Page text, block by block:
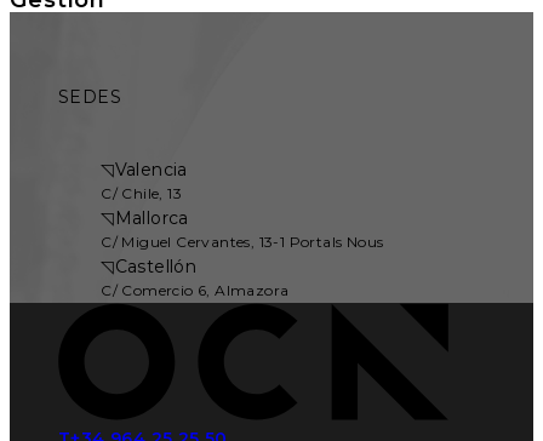
SEDES
◹Valencia
C/ Chile, 13
◹Mallorca
C/ Miguel Cervantes, 13-1 Portals Nous
◹Castellón
C/ Comercio 6, Almazora